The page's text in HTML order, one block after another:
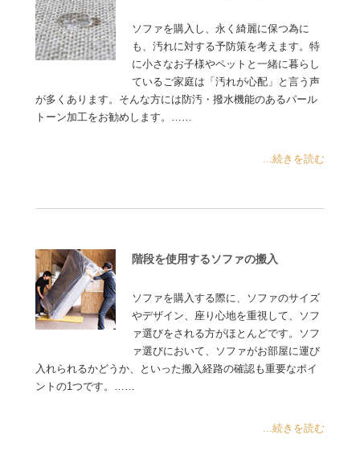
ソファを購入し、永く綺麗に保つ為に
も、汚れに対する予防策を考えます。特
に小さなお子様やペットと一緒に暮らし
ているご家庭は「汚れが心配」と言う声
が多くあります。そんな方には防汚・撥水機能のあるパール
トーン加工をお勧めします。……
...続きを読む
階段を使用するソファの搬入
ソファを購入する際に、ソファのサイズ
やデザイン、座り心地を重視して、ソフ
ァ選びをされる方がほとんどです。ソフ
ァ選びにおいて、ソファがお部屋に運び
入れられるかどうか、といった搬入経路の確認も重要なポイ
ントの1つです。……
...続きを読む